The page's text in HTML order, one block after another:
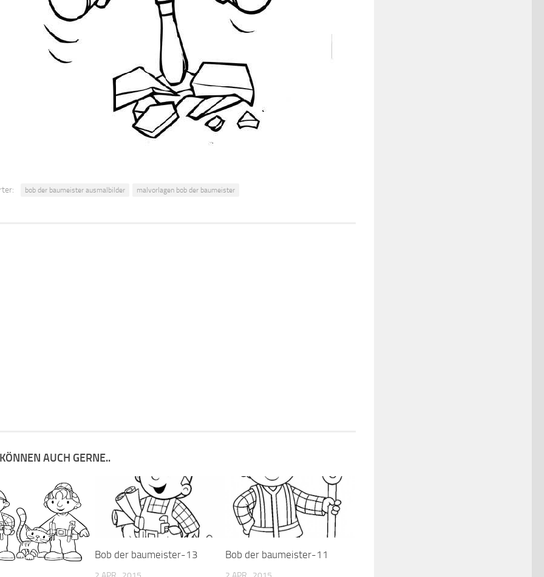
bob der baumeister ausmalbilder malvorlagen bob der baumeister
AUCH GERNE..
Bob der baumeister-13 Bob der baumeister-11